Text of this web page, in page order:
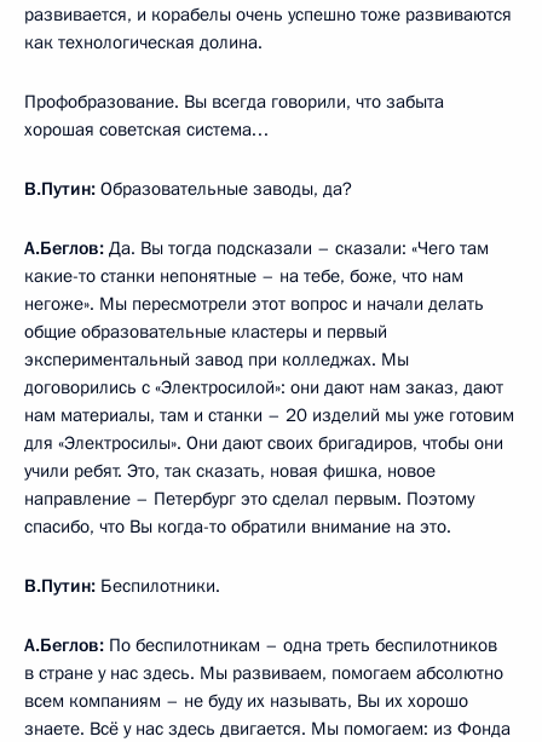
развивается, и корабелы очень успешно тоже развиваются
как технологическая долина.
Профобразование. Вы всегда говорили, что забыта
хорошая советская система…
В.Путин: Образовательные заводы, да?
А.Беглов: Да. Вы тогда подсказали – сказали: «Чего там
какие-то станки непонятные – на тебе, боже, что нам
негоже». Мы пересмотрели этот вопрос и начали делать
общие образовательные кластеры и первый
экспериментальный завод при колледжах. Мы
договорились с «Электросилой»: они дают нам заказ, дают
нам материалы, там и станки – 20 изделий мы уже готовим
для «Электросилы». Они дают своих бригадиров, чтобы они
учили ребят. Это, так сказать, новая фишка, новое
направление – Петербург это сделал первым. Поэтому
спасибо, что Вы когда-то обратили внимание на это.
В.Путин: Беспилотники.
А.Беглов: По беспилотникам – одна треть беспилотников
в стране у нас здесь. Мы развиваем, помогаем абсолютно
всем компаниям – не буду их называть, Вы их хорошо
знаете. Всё у нас здесь двигается. Мы помогаем: из Фонда